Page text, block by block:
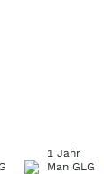
1 Jahr